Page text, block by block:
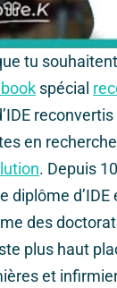
tu
spécial
en
. Depuis
diplôme
des
plus haut
et